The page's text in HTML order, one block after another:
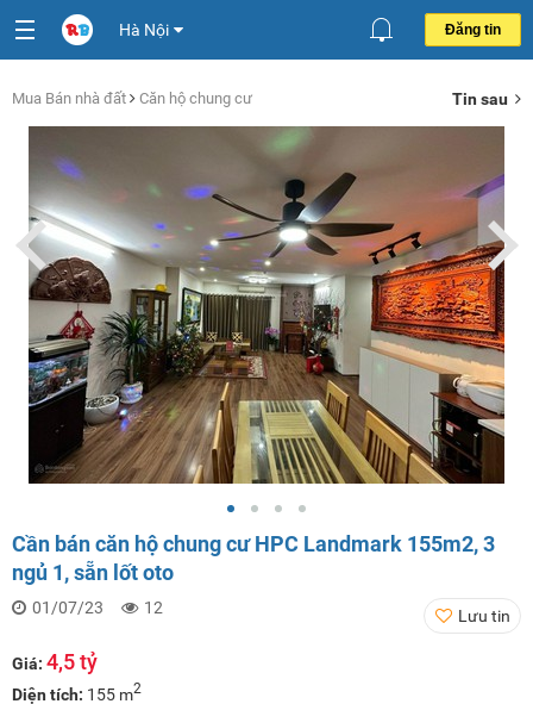
Hà Nội Đăng tin
Mua Bán nhà đất Căn hộ chung cư Tin sau
Cần bán căn hộ chung cư HPC Landmark 155m2, 3
ngủ 1, sẵn lốt oto
01/07/23 12 Lưu tin
Giá: 4,5 tỷ
Diện tích: 155 m2